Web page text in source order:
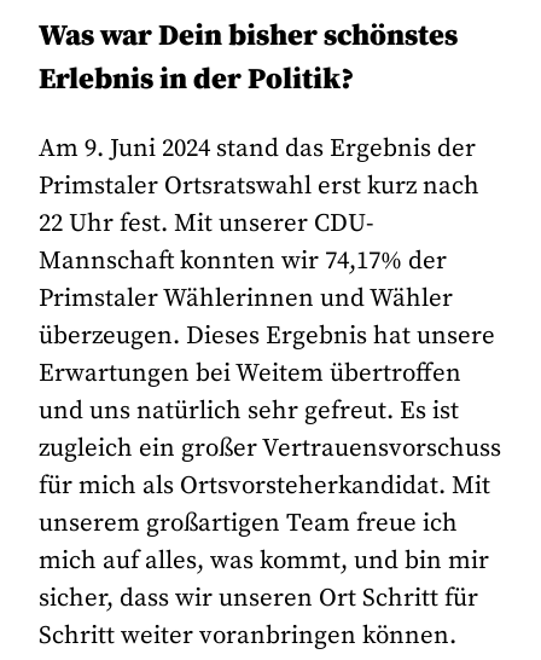
Was war Dein bisher schönstes
Erlebnis in der Politik?
Am 9. Juni 2024 stand das Ergebnis der
Primstaler Ortsratswahl erst kurz nach
22 Uhr fest. Mit unserer CDU-
Mannschaft konnten wir 74,17% der
Primstaler Wählerinnen und Wähler
überzeugen. Dieses Ergebnis hat unsere
Erwartungen bei Weitem übertroffen
und uns natürlich sehr gefreut. Es ist
zugleich ein großer Vertrauensvorschuss
für mich als Ortsvorsteherkandidat. Mit
unserem großartigen Team freue ich
mich auf alles, was kommt, und bin mir
sicher, dass wir unseren Ort Schritt für
Schritt weiter voranbringen können.